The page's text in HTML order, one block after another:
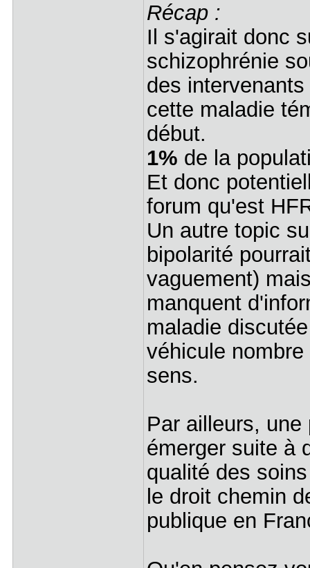
Récap :
Il s'agirait donc
schizophrénie
des
cette maladie
début.
1% de la
Et donc
forum qu'est
Un autre topic
bipolarité
vaguement)
manquent
maladie
véhicule
sens.
Par ailleurs,
émerger suite à
qualité des
le droit chemin
publique en